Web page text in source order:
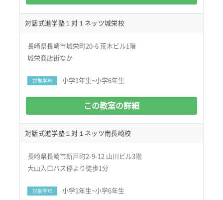
対話式進学塾１対１ネッツ城栄校
長崎県長崎市城栄町20-6 荒木ビル1階
城栄商店街なか
対象学年 小学1年生~小学6年生
この教室の詳細
対話式進学塾１対１ネッツ南長崎校
長崎県長崎市新戸町2-9-12 山川ビル3階
大山入口バス停より徒歩1分
対象学年 小学1年生~小学6年生